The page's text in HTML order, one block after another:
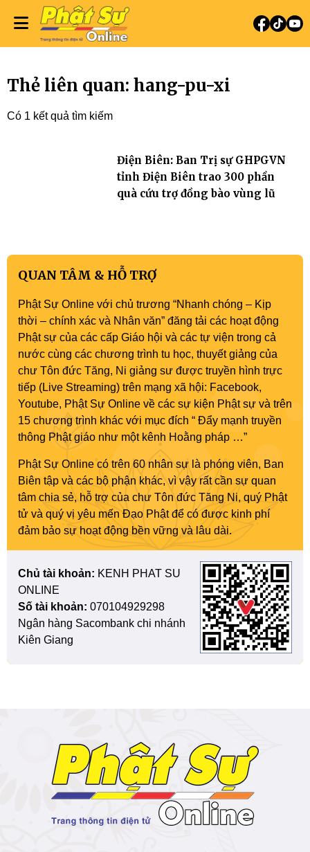
Thẻ liên quan: hang-pu-xi
Có 1 kết quả tìm kiếm
Điện Biên: Ban Trị sự GHPGVN
tỉnh Điện Biên trao 300 phần
quà cứu trợ đồng bào vùng lũ
QUAN TÂM & HỖ TRỢ
Phật Sự Online với chủ trương “Nhanh chóng – Kịp
thời – chính xác và Nhân văn” đăng tải các hoạt động
Phật sự của các cấp Giáo hội và các tự viện trong cả
nước cùng các chương trình tu học, thuyết giảng của
chư Tôn đức Tăng, Ni giảng sư được truyền hình trực
tiếp (Live Streaming) trên mạng xã hội: Facebook,
Youtube, Phật Sự Online về các sự kiện Phật sự và trên
15 chương trình khác với mục đích “ Đẩy mạnh truyền
thông Phật giáo như một kênh Hoằng pháp …”
Phật Sự Online có trên 60 nhân sự là phóng viên, Ban
Biên tập và các bộ phận khác, vì vậy rất cần sự quan
tâm chia sẻ, hỗ trợ của chư Tôn đức Tăng Ni, quý Phật
tử và quý vị yêu mến Đạo Phật để có được kinh phí
đảm bảo sự hoạt động bền vững và lâu dài.
Chủ tài khoản: KENH PHAT SU
ONLINE
Số tài khoản: 070104929298
Ngân hàng Sacombank chi nhánh
Kiên Giang